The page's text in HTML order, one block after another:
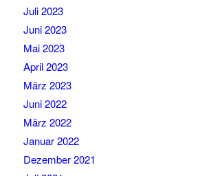
Juli 2023
Juni 2023
Mai 2023
April 2023
März 2023
Juni 2022
März 2022
Januar 2022
Dezember 2021